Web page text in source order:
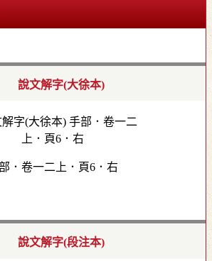
說文解字(大徐本)
．卷一二上．頁6．右
說文解字(段注本)